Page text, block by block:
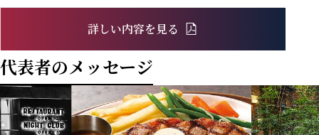
詳しい内容を見る
代表者のメッセージ